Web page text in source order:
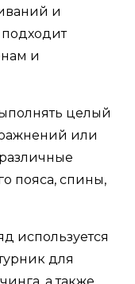
и
и
целый
или
пояса, спины,
используется
для